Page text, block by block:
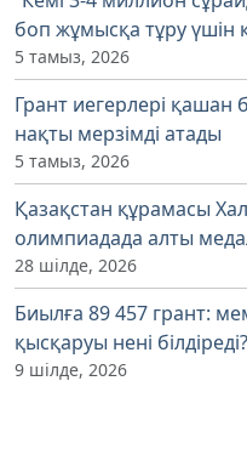
боп жұмысқа тұру үшін
5 тамыз, 2026
Грант иегерлері қашан
нақты мерзімді атады
5 тамыз, 2026
Қазақстан құрамасы
олимпиадада алты
28 шілде, 2026
Биылға 89 457 грант:
қысқаруы нені білдіреді?
9 шілде, 2026